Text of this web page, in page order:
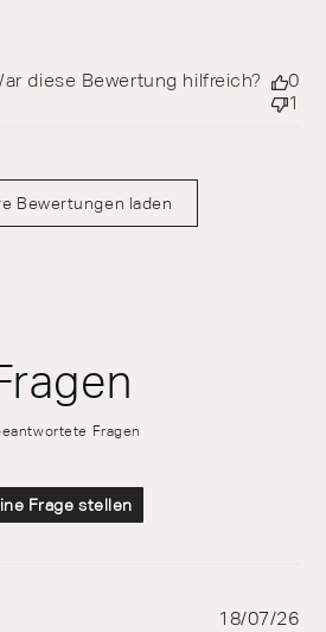
diese Bewertung hilfreich?
0
1
Bewertungen laden
Fragen
Frage stellen
18/07/26